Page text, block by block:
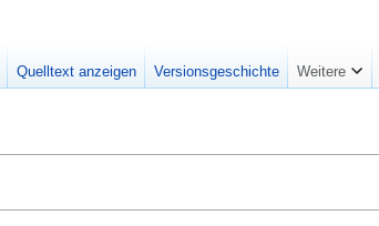
Quelltext anzeigen Versionsgeschichte Weitere